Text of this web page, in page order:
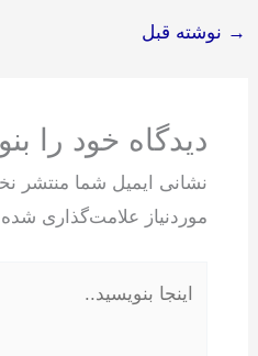
→ نوشته قبل
دیدگاه‌ خود را
نشانی ایمیل شما منتشر
موردنیاز علامت‌گذاری